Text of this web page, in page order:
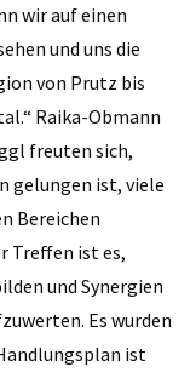
wir auf einen
und uns die
von Prutz bis
Raika-Obmann
freuten sich,
gelungen ist, viele
Bereichen
Treffen ist es,
und Synergien
Es wurden
ist